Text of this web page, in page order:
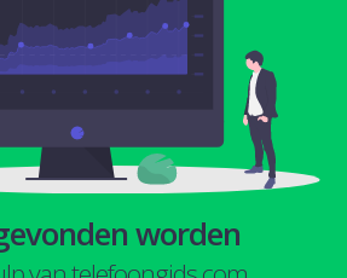
worden